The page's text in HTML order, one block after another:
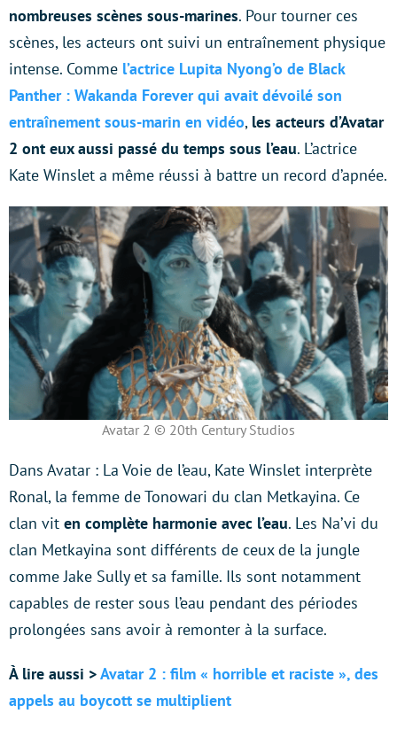
nombreuses scènes sous-marines. Pour tourner ces
scènes, les acteurs ont suivi un entraînement physique
intense. Comme l’actrice Lupita Nyong’o de Black
Panther : Wakanda Forever qui avait dévoilé son
entraînement sous-marin en vidéo, les acteurs d’Avatar
2 ont eux aussi passé du temps sous l’eau. L’actrice
Kate Winslet a même réussi à battre un record d’apnée.
Avatar 2 © 20th Century Studios
Dans Avatar : La Voie de l’eau, Kate Winslet interprète
Ronal, la femme de Tonowari du clan Metkayina. Ce
clan vit en complète harmonie avec l’eau. Les Na’vi du
clan Metkayina sont différents de ceux de la jungle
comme Jake Sully et sa famille. Ils sont notamment
capables de rester sous l’eau pendant des périodes
prolongées sans avoir à remonter à la surface.
À lire aussi >Avatar 2 : film « horrible et raciste », des
appels au boycott se multiplient